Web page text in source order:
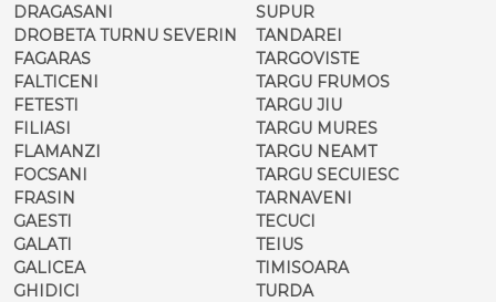
DRAGASANI
DROBETA TURNU SEVERIN
FAGARAS
FALTICENI
FETESTI
FILIASI
FLAMANZI
FOCSANI
FRASIN
GAESTI
GALATI
GALICEA
GHIDICI
SUPUR
TANDAREI
TARGOVISTE
TARGU FRUMOS
TARGU JIU
TARGU MURES
TARGU NEAMT
TARGU SECUIESC
TARNAVENI
TECUCI
TEIUS
TIMISOARA
TURDA